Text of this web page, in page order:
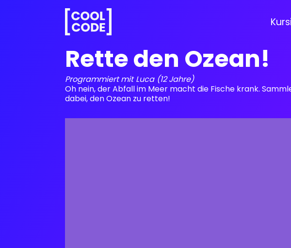
Rette den Ozean!
Programmiert mit Luca (12 Jahre)
Oh nein, der Abfall im Meer macht die Fische krank.
dabei, den Ozean zu retten!